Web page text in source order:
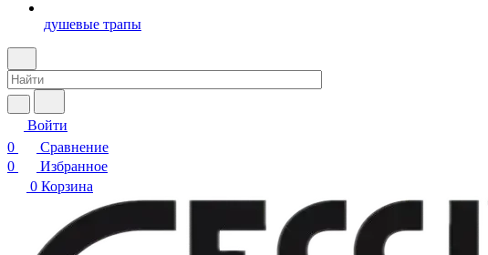
душевые трапы
Войти
0
Сравнение
0
Избранное
0 Корзина